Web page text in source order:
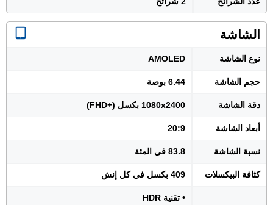
الشاشة
نوع الشاشة AMOLED
حجم الشاشة 6.44 بوصة
دقة الشاشة 1080x2400 بكسل (+FHD)
أبعاد الشاشة 20:9
نسبة الشاشة 83.8 في المئة
كثافة البيكسلات 409 بكسل في كل إنش
• تقنية HDR